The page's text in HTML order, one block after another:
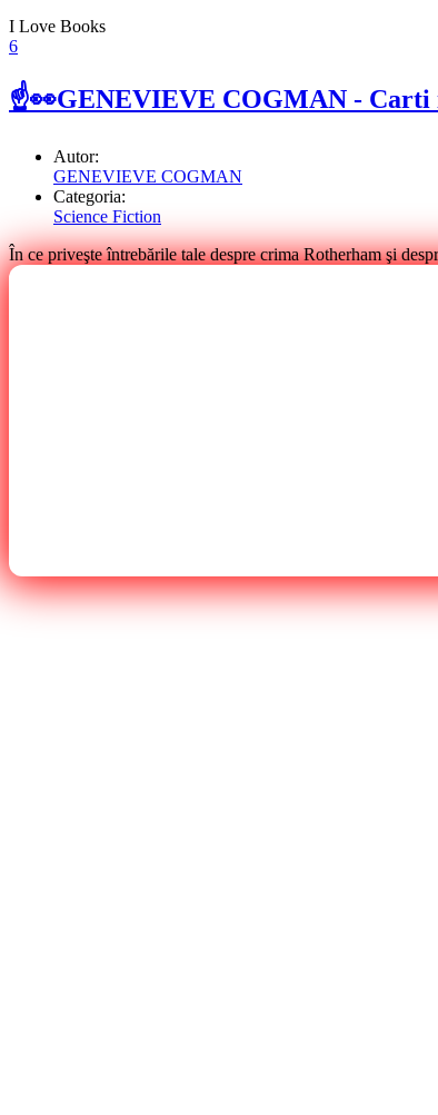
I Love Books
6
☝👀GENEVIEVE COGMAN - Carti
Autor:
GENEVIEVE COGMAN
Categoria:
Science Fiction
În ce priveşte întrebările tale despre crima Rotherham şi